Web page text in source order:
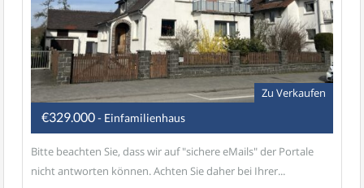
Zu Verkaufen
€329.000- Einfamilienhaus
Bitte beachten Sie, dass wir auf "sichere eMails" der Portale
nicht antworten können. Achten Sie daher bei Ihrer...